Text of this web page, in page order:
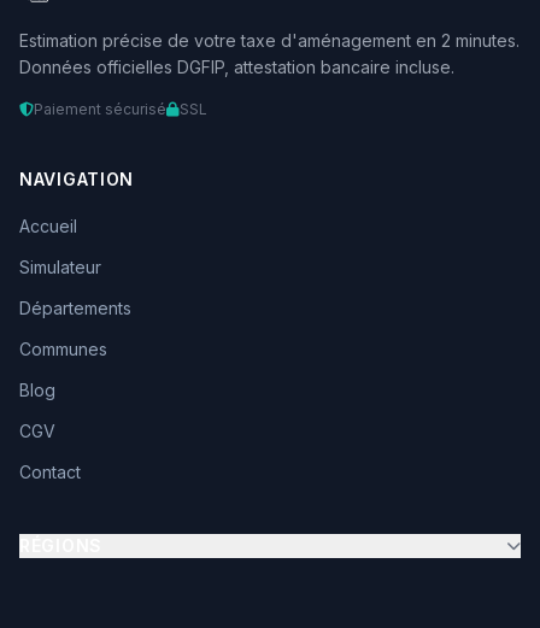
Estimation précise de votre taxe d'aménagement en 2 minutes.
Données officielles DGFIP, attestation bancaire incluse.
Paiement sécurisé SSL
NAVIGATION
Accueil
Simulateur
Départements
Communes
Blog
CGV
Contact